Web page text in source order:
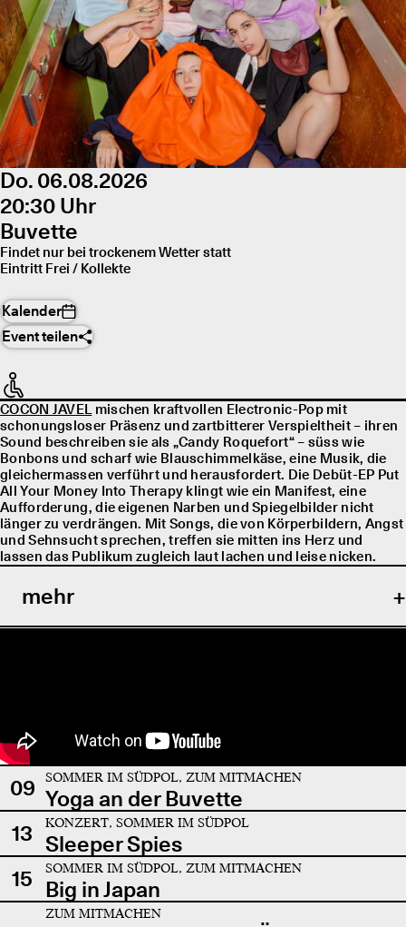
Do. 06.08.2026
20:30 Uhr
Buvette
Findet nur bei trockenem Wetter statt
Eintritt Frei / Kollekte
Kalender
Event teilen
COCON JAVELmischen kraftvollen Electronic-Pop mit
schonungsloser Präsenz und zartbitterer Verspieltheit – ihren
Sound beschreiben sie als „Candy Roquefort“ – süss wie
Bonbons und scharf wie Blauschimmelkäse, eine Musik, die
gleichermassen verführt und herausfordert. Die Debüt-EP Put
All Your Money Into Therapy klingt wie ein Manifest, eine
Aufforderung, die eigenen Narben und Spiegelbilder nicht
länger zu verdrängen. Mit Songs, die von Körperbildern, Angst
und Sehnsucht sprechen, treffen sie mitten ins Herz und
lassen das Publikum zugleich laut lachen und leise nicken.
mehr
09 SOMMER IM SÜDPOL, ZUM MITMACHEN
Yoga an der Buvette
13
KONZERT, SOMMER IM SÜDPOL
Sleeper Spies
15
SOMMER IM SÜDPOL, ZUM MITMACHEN
Big in Japan
ZUM MITMACHEN